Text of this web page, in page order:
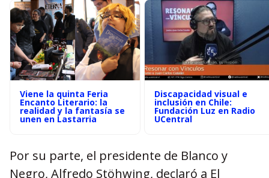
Viene la quinta Feria
Encanto Literario: la
realidad y la fantasía se
unen en Lastarria
Discapacidad visual e
inclusión en Chile:
Fundación Luz en Radio
UCentral
Por su parte, el presidente de Blanco y
Negro, Alfredo Stöhwing, declaró a El